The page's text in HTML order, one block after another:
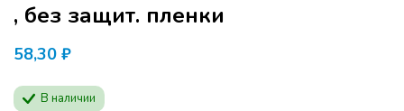
, без защит. пленки
58,30 ₽
В наличии